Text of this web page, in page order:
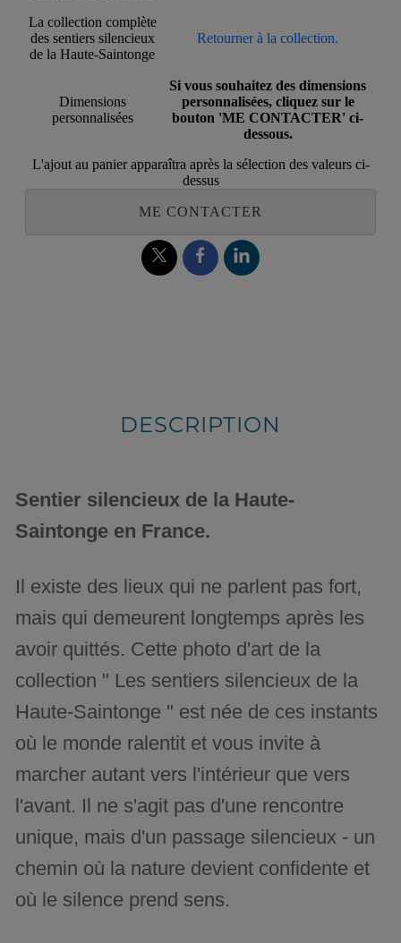
La collection complète
des sentiers silencieux
de la Haute-Saintonge
Retourner à la collection.
Dimensions
personnalisées
Si vous souhaitez des dimensions
personnalisées, cliquez sur le
bouton 'ME CONTACTER' ci-
dessous.
L'ajout au panier apparaîtra après la sélection des valeurs ci-
dessus
ME CONTACTER
DESCRIPTION
Sentier silencieux de la Haute-
Saintonge en France.
Il existe des lieux qui ne parlent pas fort,
mais qui demeurent longtemps après les
avoir quittés. Cette photo d'art de la
collection " Les sentiers silencieux de la
Haute-Saintonge " est née de ces instants
où le monde ralentit et vous invite à
marcher autant vers l'intérieur que vers
l'avant. Il ne s'agit pas d'une rencontre
unique, mais d'un passage silencieux - un
chemin où la nature devient confidente et
où le silence prend sens.